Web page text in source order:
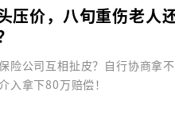
压价，八旬重伤老人
险公司互相扯皮？自行协商拿
入拿下80万赔偿！